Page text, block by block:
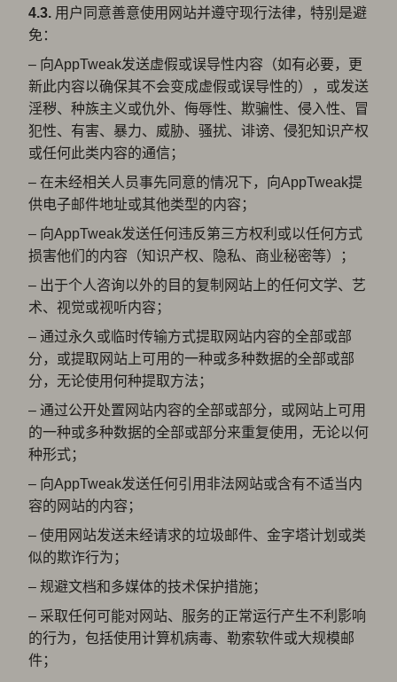
4.3. 用户同意善意使用网站并遵守现行法律，特别是避
免：
– 向AppTweak发送虚假或误导性内容（如有必要，更
新此内容以确保其不会变成虚假或误导性的），或发送
淫秽、种族主义或仇外、侮辱性、欺骗性、侵入性、冒
犯性、有害、暴力、威胁、骚扰、诽谤、侵犯知识产权
或任何此类内容的通信；
– 在未经相关人员事先同意的情况下，向AppTweak提
供电子邮件地址或其他类型的内容；
– 向AppTweak发送任何违反第三方权利或以任何方式
损害他们的内容（知识产权、隐私、商业秘密等）；
– 出于个人咨询以外的目的复制网站上的任何文学、艺
术、视觉或视听内容；
– 通过永久或临时传输方式提取网站内容的全部或部
分，或提取网站上可用的一种或多种数据的全部或部
分，无论使用何种提取方法；
– 通过公开处置网站内容的全部或部分，或网站上可用
的一种或多种数据的全部或部分来重复使用，无论以何
种形式；
– 向AppTweak发送任何引用非法网站或含有不适当内
容的网站的内容；
– 使用网站发送未经请求的垃圾邮件、金字塔计划或类
似的欺诈行为；
– 规避文档和多媒体的技术保护措施；
– 采取任何可能对网站、服务的正常运行产生不利影响
的行为，包括使用计算机病毒、勒索软件或大规模邮
件；